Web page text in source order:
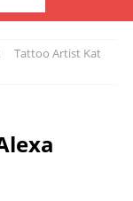
Tattoo Artist Kat